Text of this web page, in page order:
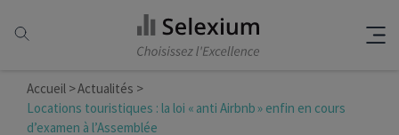
Accueil
Actualités
Locations touristiques : la loi « anti Airbnb » enfin en cours
d’examen à l’Assemblée